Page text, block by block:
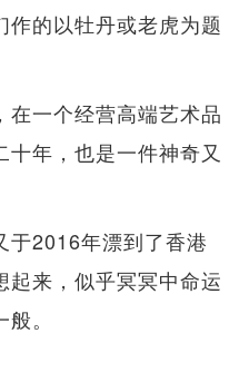
的以牡丹或老虎为题
一个经营高端艺术品
年，也是一件神奇又
于2016年漂到了香港
来，似乎冥冥中命运
。